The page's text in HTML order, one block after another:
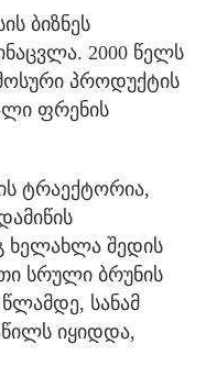
ბიზნეს
2000 წელს
პროდუქტის
ფრენის
ტრაექტორია,
ხელახლა შედის
სრული ბრუნის
წლამდე, სანამ
იყიდდა,